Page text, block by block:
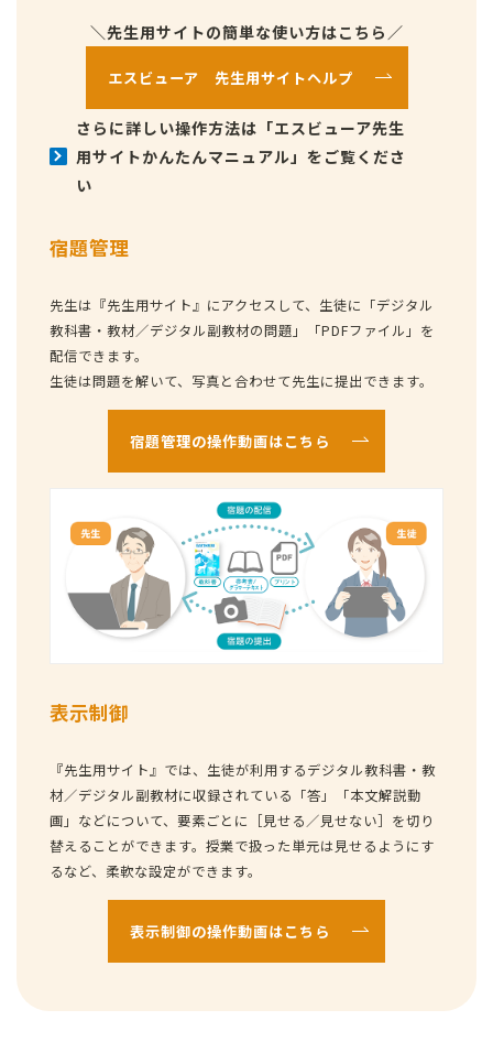
＼先生用サイトの簡単な使い方はこちら／
エスビューア 先生用サイトヘルプ
さらに詳しい操作方法は「エスビューア先生
用サイトかんたんマニュアル」をご覧くださ
い
宿題管理
先生は『先生用サイト』にアクセスして、生徒に「デジタル
教科書・教材／デジタル副教材の問題」「PDFファイル」を
配信できます。
生徒は問題を解いて、写真と合わせて先生に提出できます。
宿題管理の操作動画はこちら
表示制御
『先生用サイト』では、生徒が利用するデジタル教科書・教
材／デジタル副教材に収録されている「答」「本文解説動
画」などについて、要素ごとに［見せる／見せない］を切り
替えることができます。授業で扱った単元は見せるようにす
るなど、柔軟な設定ができます。
表示制御の操作動画はこちら